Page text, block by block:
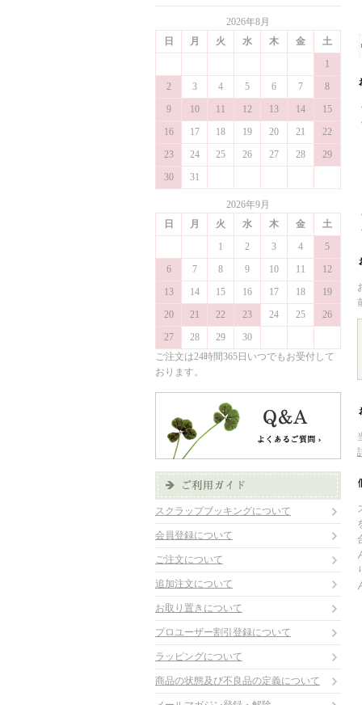
2026年8月
日
月 火 水 木 金
土
1
2
3 4 5 6 7
8
9
10 11 12 13 14
15
16
17 18 19 20 21
22
23
24 25 26 27 28
29
30
31
2026年9月
日
月 火 水 木 金
土
1
2 3 4
5
6
7 8 9 10 11
12
13
14 15 16 17 18
19
20
21 22 23 24 25
26
27
28 29
30
ご注文は24時間365日いつでもお受付して
おります。
スクラップブッキングについて
会員登録について
ご注文について
追加注文について
お取り置きについて
プロユーザー割引登録について
ラッピングについて
商品の状態及び不良品の定義について